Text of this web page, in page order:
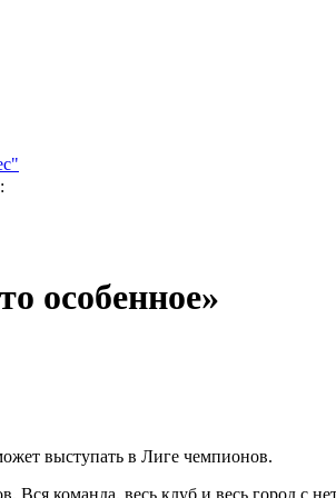
особенное»
выступать в Лиге чемпионов.
команда, весь клуб и весь город с